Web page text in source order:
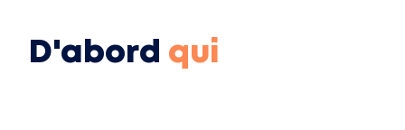
D'abord qui